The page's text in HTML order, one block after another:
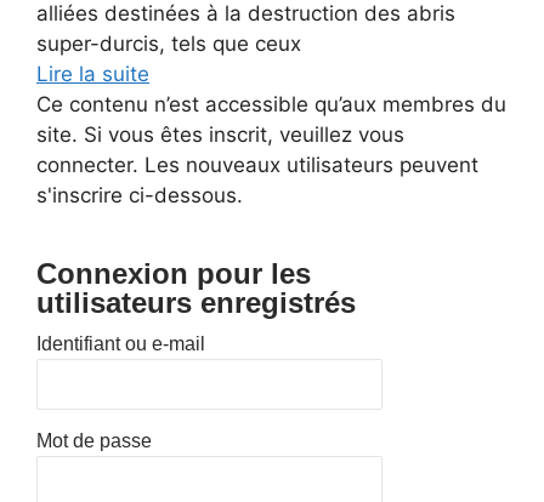
alliées destinées à la destruction des abris
super-durcis, tels que ceux
Lire la suite
Ce contenu n’est accessible qu’aux membres du
site. Si vous êtes inscrit, veuillez vous
connecter. Les nouveaux utilisateurs peuvent
s'inscrire ci-dessous.
Connexion pour les
utilisateurs enregistrés
Identifiant ou e-mail
Mot de passe